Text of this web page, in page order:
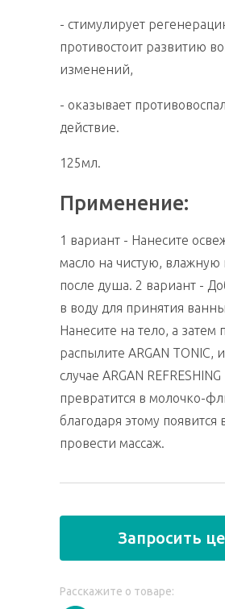
- стимулирует
противостоит развитию
изменений,
- оказывает
действие.
125мл.
Применение:
1 вариант - Нанесите
масло на чистую, влажную
после душа. 2 вариант -
в воду для принятия
Нанесите на тело, а затем
распылите ARGAN TONIC,
случае ARGAN REFRESHING
превратится в молочко-
благодаря этому появится
провести массаж.
Запросить
Расскажите о товаре: